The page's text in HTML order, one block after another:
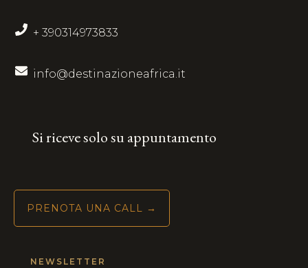
+ 390314973833
info@destinazioneafrica.it
Si riceve solo su appuntamento
PRENOTA UNA CALL →
NEWSLETTER